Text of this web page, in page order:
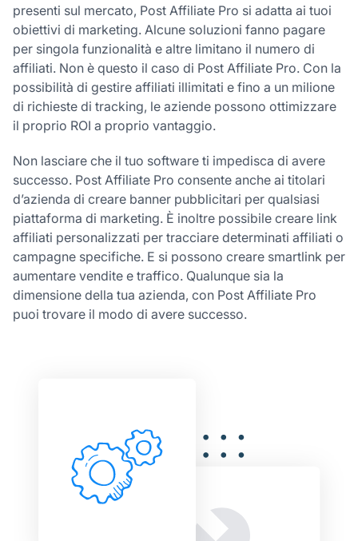
presenti sul mercato, Post Affiliate Pro si adatta ai tuoi
obiettivi di marketing. Alcune soluzioni fanno pagare
per singola funzionalità e altre limitano il numero di
affiliati. Non è questo il caso di Post Affiliate Pro. Con la
possibilità di gestire affiliati illimitati e fino a un milione
di richieste di tracking, le aziende possono ottimizzare
il proprio ROI a proprio vantaggio.
Non lasciare che il tuo software ti impedisca di avere
successo. Post Affiliate Pro consente anche ai titolari
d’azienda di creare banner pubblicitari per qualsiasi
piattaforma di marketing. È inoltre possibile creare link
affiliati personalizzati per tracciare determinati affiliati o
campagne specifiche. E si possono creare smartlink per
aumentare vendite e traffico. Qualunque sia la
dimensione della tua azienda, con Post Affiliate Pro
puoi trovare il modo di avere successo.